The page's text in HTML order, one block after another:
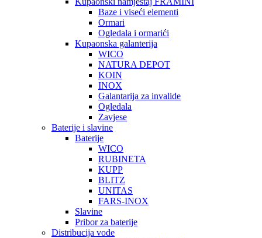
Baze i viseći elementi
Ormari
Ogledala i ormarići
Kupaonska galanterija
WICO
NATURA DEPOT
KOIN
INOX
Galantarija za invalide
Ogledala
Zavjese
Baterije i slavine
Baterije
WICO
RUBINETA
KUPP
BLITZ
UNITAS
FARS-INOX
Slavine
Pribor za baterije
Distribucija vode